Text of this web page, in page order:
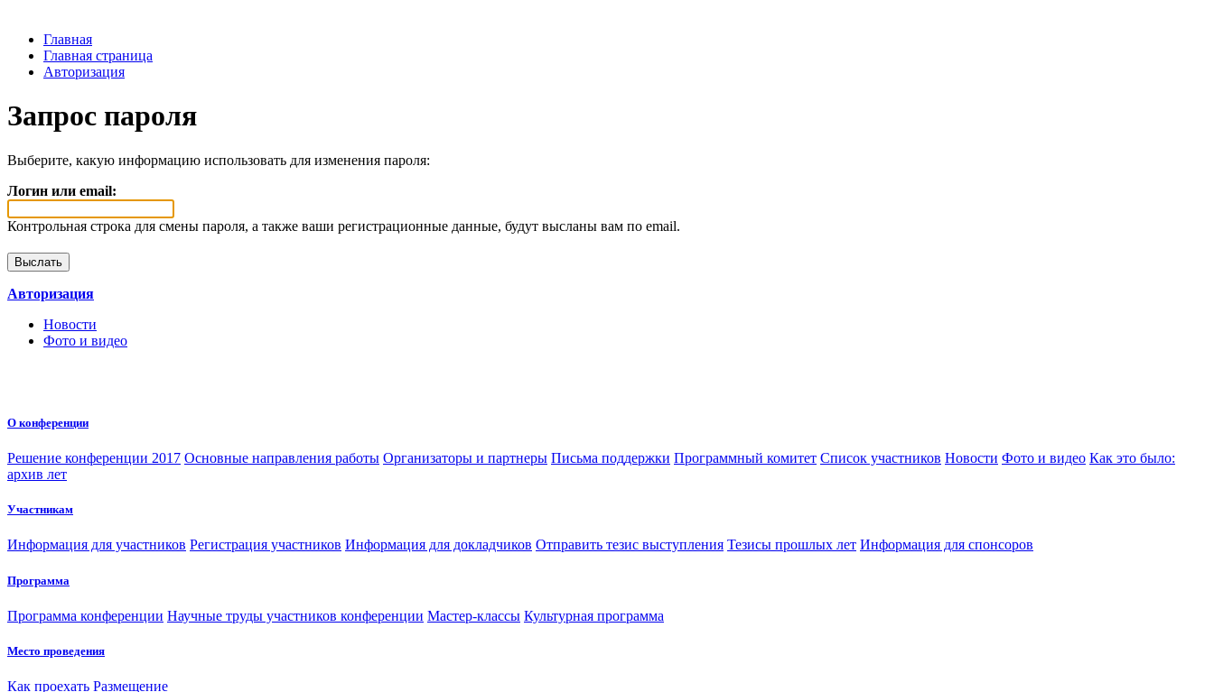
Главная
Главная страница
Авторизация
Запрос пароля
Выберите, какую информацию использовать для изменения пароля:
Логин или email:
Контрольная строка для смены пароля, а также ваши регистрационные данные, будут высланы вам по email.
Авторизация
Новости
Фото и видео
О конференции
Решение конференции 2017 Основные направления работы Организаторы и партнеры Письма поддержки Программный комитет Список участников Новости Фото и видео Как это было:
архив лет
Участникам
Информация для участников Регистрация участников Информация для докладчиков Отправить тезис выступления Тезисы прошлых лет Информация для спонсоров
Программа
Программа конференции Научные труды участников конференции Мастер-классы Культурная программа
Место проведения
Как проехать Размещение